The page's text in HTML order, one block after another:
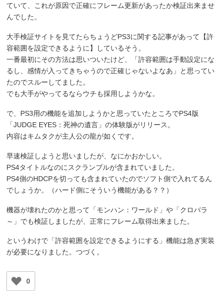
ていて、これが原因で正確にフレーム更新があったか検証出来ませ
んでした。
大手検証サイトを見てたらちょうどPS3に関する記事があって【許
容範囲を設定できるように】しているそう。
一番最初にその方法は思いついたけど、「許容範囲は手動設定にな
るし、感情が入ってきちゃうので正確じゃないよなあ」と思ってい
たのでスルーしてました。
でも大手がやってるならウチも採用しようかな。
で、PS3用の機能を追加しようかと思っていたところでPS4版
「JUDGE EYES ：死神の遺言」の体験版がリリース。
内容はキムタクが主人公の龍が如くです。
早速検証しようと思いましたが、なにかおかしい。
PS4タイトルなのにスクランブルが含まれていました。
PS4側のHDCPを切っても含まれていたのでソフト側で入れてるん
でしょうか。（ハード側にそういう機能がある？？）
機器が壊れたのかと思って「モンハン：ワールド」や「クロバラ
～」でも検証しましたが、正常にフレーム取得出来ました。
というわけで「許容範囲を設定できるようにする」機能は急ぎ実装
が必要になりました。つづく。
0